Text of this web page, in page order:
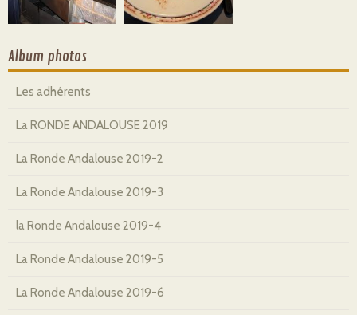
Album photos
Les adhérents
La RONDE ANDALOUSE 2019
La Ronde Andalouse 2019-2
La Ronde Andalouse 2019-3
la Ronde Andalouse 2019-4
La Ronde Andalouse 2019-5
La Ronde Andalouse 2019-6